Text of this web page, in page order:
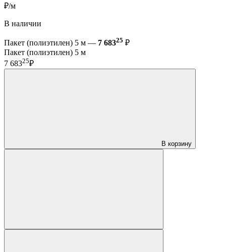
₽/м
В наличии
Пакет (полиэтилен) 5 м — 7 68325 ₽
Пакет (полиэтилен) 5 м
7 68325₽
В корзину